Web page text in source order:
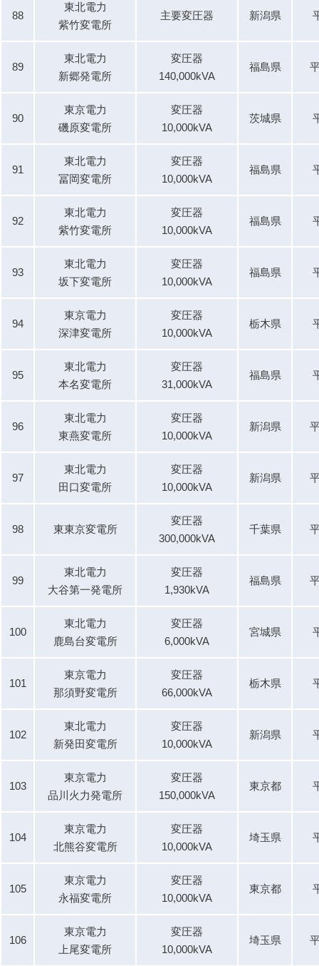
88
東北電力
紫竹変電所
主要変圧器 新潟県
89
東北電力
新郷発電所
変圧器
140,000kVA
福島県
90
東京電力
磯原変電所
変圧器
10,000kVA
茨城県
91
東北電力
冨岡変電所
変圧器
10,000kVA
福島県
92
東北電力
紫竹変電所
変圧器
10,000kVA
福島県
93
東北電力
坂下変電所
変圧器
10,000kVA
福島県
94
東京電力
深津変電所
変圧器
10,000kVA
栃木県
95
東北電力
本名変電所
変圧器
31,000kVA
福島県
96
東北電力
東燕変電所
変圧器
10,000kVA
新潟県
97
東北電力
田口変電所
変圧器
10,000kVA
新潟県
98 東東京変電所
変圧器
300,000kVA
千葉県
99
東北電力
大谷第一発電所
変圧器
1,930kVA
福島県
100
東北電力
鹿島台変電所
変圧器
6,000kVA
宮城県
101
東京電力
那須野変電所
変圧器
66,000kVA
栃木県
102
東北電力
新発田変電所
変圧器
10,000kVA
新潟県
103
東京電力
品川火力発電所
変圧器
150,000kVA
東京都
104
東京電力
北熊谷変電所
変圧器
10,000kVA
埼玉県
105
東京電力
永福変電所
変圧器
10,000kVA
東京都
106
東京電力
上尾変電所
変圧器
10,000kVA
埼玉県